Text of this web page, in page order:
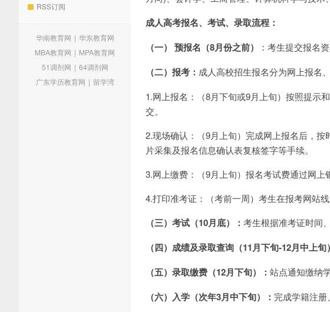
RSS订阅
华南教育网 | 华东教育网
MBA教育网 | MPA教育网
51调剂网 | 64调剂网
广东学历教育网 | 留学湾
成人高考报名、考试、录取流程：
（一） 预报名（8月份之前）
：考生提交报名
（二）报考： 成人高校招生报名分为网上报名
1.网上报名：（8月下旬或9月上旬）按照提示
交。
2.现场确认：（9月上旬）完成网上报名后，
片采集及报名信息确认表复核签字等手续。
3.网上缴费：（9月上旬）报名考试费通过网上
4.打印准考证：（考前一周）考生在报考网站
（三）考试（10月底）： 考生根据准考证时间
（四）成绩及录取查询（11月下旬-12月中上旬
（五）录取缴费（12月下旬）： 站点通知缴纳
（六）入学（次年3月中下旬）： 完成学籍注册